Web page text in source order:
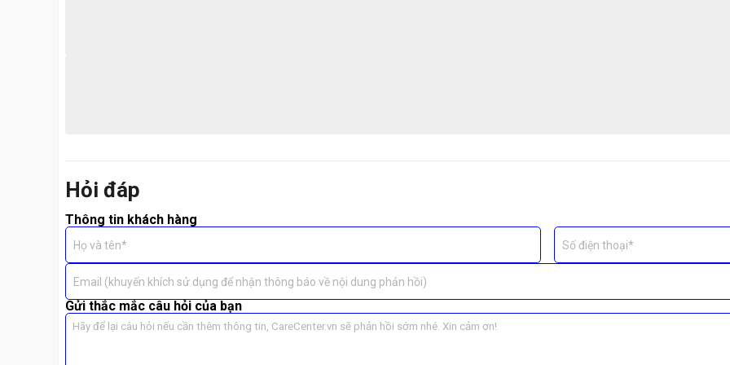
Dịch Vụ Thay Pin Laptop Lenovo Tại Care Center Có Gì Khác Biệt?
TạiCare Center, chúng tôi mang đếndịch vụ thay pin Lenovo nhanh chóng, chuẩn kỹ thuật, an toàn và minh bạch:
Hỏi đáp
Thông tin khách hàng
Họ và tên* Số điện thoại*
Email (khuyến khích sử dụng để nhận thông báo về nội dung phản hồi)
Gửi thắc mắc câu hỏi của bạn